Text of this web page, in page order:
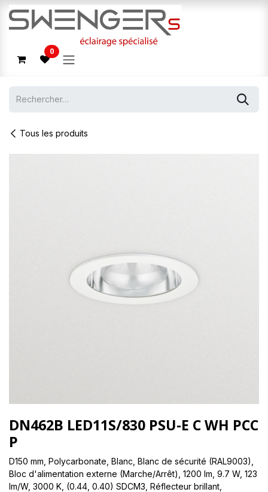
Se rendre au contenu
0
Tous les produits
DN462B LED11S/830 PSU-E C WH PCC
P
D150 mm, Polycarbonate, Blanc, Blanc de sécurité (RAL9003),
Bloc d'alimentation externe (Marche/Arrêt), 1200 lm, 9.7 W, 123
lm/W, 3000 K, (0.44, 0.40) SDCM3, Réflecteur brillant,